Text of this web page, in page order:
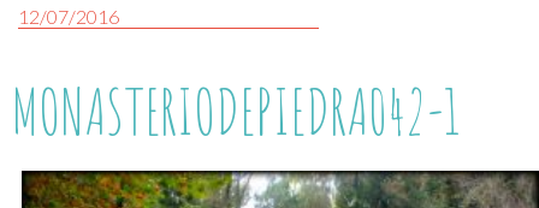
12/07/2016
MONASTERIODEPIEDRA042-1